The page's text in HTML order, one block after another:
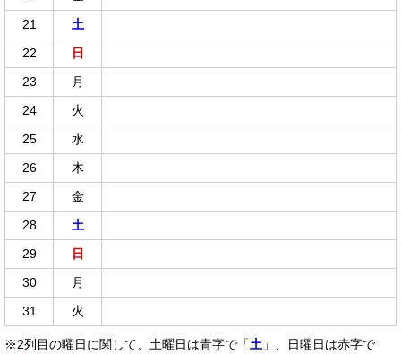
21
土
22
日
23
月
24
火
25
水
26
木
27
金
28
土
29
日
30
月
31
火
※2列目の曜日に関して、土曜日は青字で「土 」、日曜日は赤字で